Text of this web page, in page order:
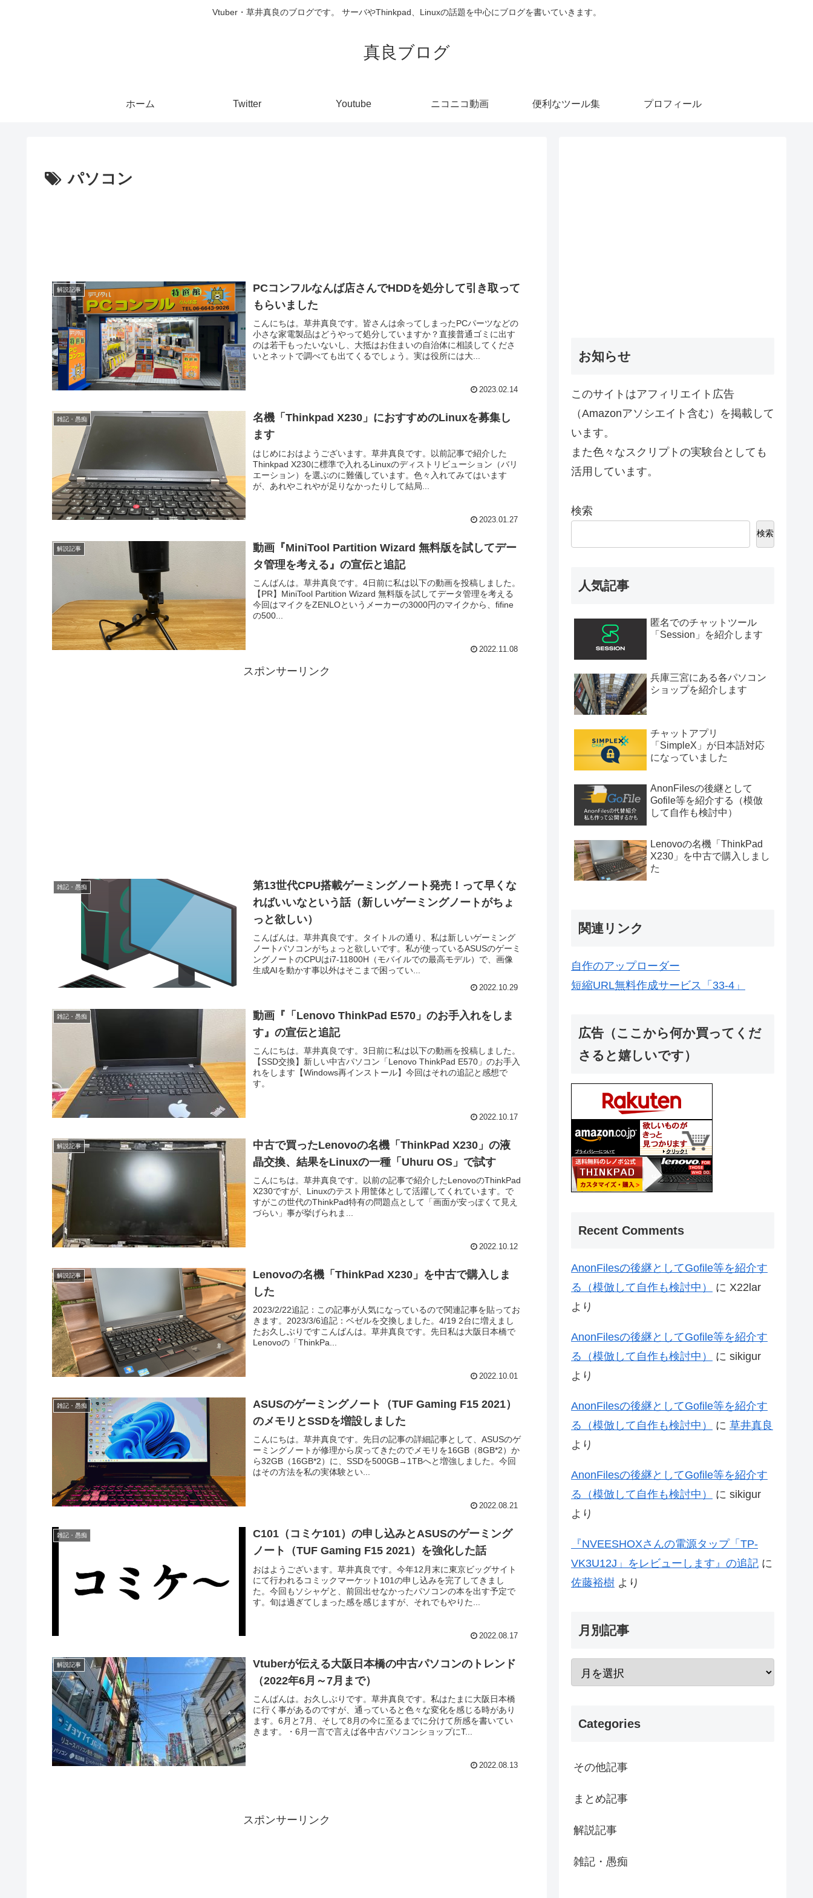
Vtuber・草井真良のブログです。 サーバやThinkpad、Linuxの話題を中心にブログを書いていきます。
真良ブログ
ホーム Twitter Youtube ニコニコ動画 便利なツール集 プロフィール
パソコン
解説記事
PCコンフルなんば店さんでHDDを処分して引き取って
もらいました
こんにちは。草井真良です。皆さんは余ってしまったPCパーツなどの
小さな家電製品はどうやって処分していますか？直接普通ゴミに出す
のは若干もったいないし、大抵はお住まいの自治体に相談してくださ
いとネットで調べても出てくるでしょう。実は役所には大...
2023.02.14
雑記・愚痴
名機「Thinkpad X230」におすすめのLinuxを募集し
ます
はじめにおはようございます。草井真良です。以前記事で紹介した
Thinkpad X230に標準で入れるLinuxのディストリビューション（バリ
エーション）を選ぶのに難儀しています。色々入れてみてはいます
が、あれやこれやが足りなかったりして結局...
2023.01.27
解説記事
動画『MiniTool Partition Wizard 無料版を試してデー
タ管理を考える』の宣伝と追記
こんばんは。草井真良です。4日前に私は以下の動画を投稿しました。
【PR】MiniTool Partition Wizard 無料版を試してデータ管理を考える
今回はマイクをZENLOというメーカーの3000円のマイクから、fifine
の500...
2022.11.08
スポンサーリンク
雑記・愚痴
第13世代CPU搭載ゲーミングノート発売！って早くな
ればいいなという話（新しいゲーミングノートがちょ
っと欲しい）
こんばんは。草井真良です。タイトルの通り、私は新しいゲーミング
ノートパソコンがちょっと欲しいです。私が使っているASUSのゲーミ
ングノートのCPUはi7-11800H（モバイルでの最高モデル）で、画像
生成AIを動かす事以外はそこまで困ってい...
2022.10.29
雑記・愚痴
動画『「Lenovo ThinkPad E570」のお手入れをしま
す』の宣伝と追記
こんにちは。草井真良です。3日前に私は以下の動画を投稿しました。
【SSD交換】新しい中古パソコン「Lenovo ThinkPad E570」のお手入
れをします【Windows再インストール】今回はそれの追記と感想で
す。
2022.10.17
解説記事
中古で買ったLenovoの名機「ThinkPad X230」の液
晶交換、結果をLinuxの一種「Uhuru OS」で試す
こんにちは。草井真良です。以前の記事で紹介したLenovoのThinkPad
X230ですが、Linuxのテスト用筐体として活躍してくれています。で
すがこの世代のThinkPad特有の問題点として「画面が安っぽくて見え
づらい」事が挙げられま...
2022.10.12
解説記事
Lenovoの名機「ThinkPad X230」を中古で購入しま
した
2023/2/22追記：この記事が人気になっているので関連記事を貼ってお
きます。2023/3/6追記：ベゼルを交換しました。4/19 2台に増えまし
たお久しぶりですこんばんは。草井真良です。先日私は大阪日本橋で
Lenovoの「ThinkPa...
2022.10.01
雑記・愚痴
ASUSのゲーミングノート（TUF Gaming F15 2021）
のメモリとSSDを増設しました
こんにちは。草井真良です。先日の記事の詳細記事として、ASUSのゲ
ーミングノートが修理から戻ってきたのでメモリを16GB（8GB*2）か
ら32GB（16GB*2）に、SSDを500GB→1TBへと増強しました。今回
はその方法を私の実体験とい...
2022.08.21
雑記・愚痴
C101（コミケ101）の申し込みとASUSのゲーミング
ノート（TUF Gaming F15 2021）を強化した話
おはようございます。草井真良です。今年12月末に東京ビッグサイト
にて行われるコミックマーケット101の申し込みを完了してきまし
た。今回もソシャゲと、前回出せなかったパソコンの本を出す予定で
す。旬は過ぎてしまった感を感じますが、それでもやりた...
2022.08.17
解説記事
Vtuberが伝える大阪日本橋の中古パソコンのトレンド
（2022年6月～7月まで）
こんばんは。お久しぶりです。草井真良です。私はたまに大阪日本橋
に行く事があるのですが、通っていると色々な変化を感じる時があり
ます。6月と7月、そして8月の今に至るまでに分けて所感を書いてい
きます。・6月一言で言えば各中古パソコンショップにT...
2022.08.13
スポンサーリンク
お知らせ
このサイトはアフィリエイト広告
（Amazonアソシエイト含む）を掲載して
います。
また色々なスクリプトの実験台としても
活用しています。
検索
検索
人気記事
匿名でのチャットツール
「Session」を紹介します
兵庫三宮にある各パソコン
ショップを紹介します
チャットアプリ
「SimpleX」が日本語対応
になっていました
AnonFilesの後継として
Gofile等を紹介する（模倣
して自作も検討中）
Lenovoの名機「ThinkPad
X230」を中古で購入しまし
た
関連リンク
自作のアップローダー
短縮URL無料作成サービス「33-4」
広告（ここから何か買ってくだ
さると嬉しいです）
Recent Comments
AnonFilesの後継としてGofile等を紹介す
る（模倣して自作も検討中）
に X22lar
より
AnonFilesの後継としてGofile等を紹介す
る（模倣して自作も検討中）
に sikigur
より
AnonFilesの後継としてGofile等を紹介す
る（模倣して自作も検討中）
に 草井真良
より
AnonFilesの後継としてGofile等を紹介す
る（模倣して自作も検討中）
に sikigur
より
『NVEESHOXさんの電源タップ「‎TP-
VK3U12J」をレビューします』の追記 に
佐藤裕樹 より
月別記事
Categories
その他記事
まとめ記事
解説記事
雑記・愚痴